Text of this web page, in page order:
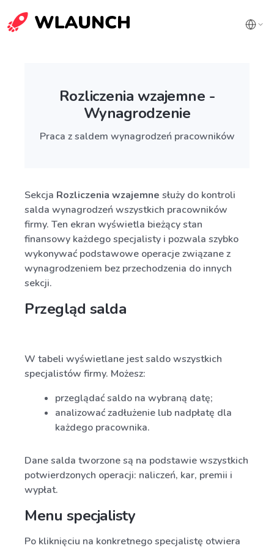
Rozliczenia wzajemne -
Wynagrodzenie
Praca z saldem wynagrodzeń pracowników
Sekcja Rozliczenia wzajemne służy do kontroli
salda wynagrodzeń wszystkich pracowników
firmy. Ten ekran wyświetla bieżący stan
finansowy każdego specjalisty i pozwala szybko
wykonywać podstawowe operacje związane z
wynagrodzeniem bez przechodzenia do innych
sekcji.
Przegląd salda
W tabeli wyświetlane jest saldo wszystkich
specjalistów firmy. Możesz:
przeglądać saldo na wybraną datę;
analizować zadłużenie lub nadpłatę dla
każdego pracownika.
Dane salda tworzone są na podstawie wszystkich
potwierdzonych operacji: naliczeń, kar, premii i
wypłat.
Menu specjalisty
Po kliknięciu na konkretnego specjalistę otwiera